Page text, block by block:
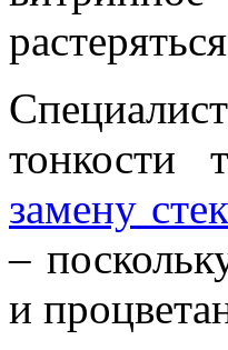
тонкости
замену
–
и